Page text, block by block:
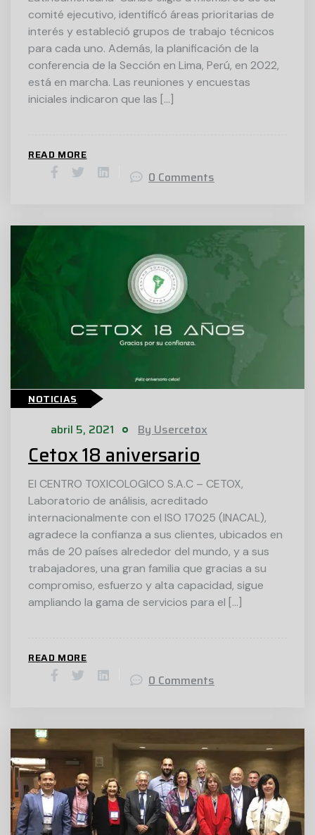
comité ejecutivo, identificó áreas prioritarias de
interés y estableció grupos de trabajo técnicos
para cada uno. Además, la planificación de la
conferencia de la Sección en Lima, Perú, en 2022,
está en marcha. Las reuniones y encuestas
iniciales indicaron que las […]
READ MORE
0 Comments
NOTICIAS
abril 5, 2021 By Usercetox
Cetox 18 aniversario
El CENTRO TOXICOLOGICO S.A.C – CETOX,
Laboratorio de análisis, acreditado
internacionalmente con el ISO 17025 (INACAL),
agradece la confianza a sus clientes, ubicados en
más de 20 países alrededor del mundo, y a sus
trabajadores, una gran familia que gracias a su
compromiso, esfuerzo y alta capacidad, sigue
ampliando la gama de servicios para el […]
READ MORE
0 Comments